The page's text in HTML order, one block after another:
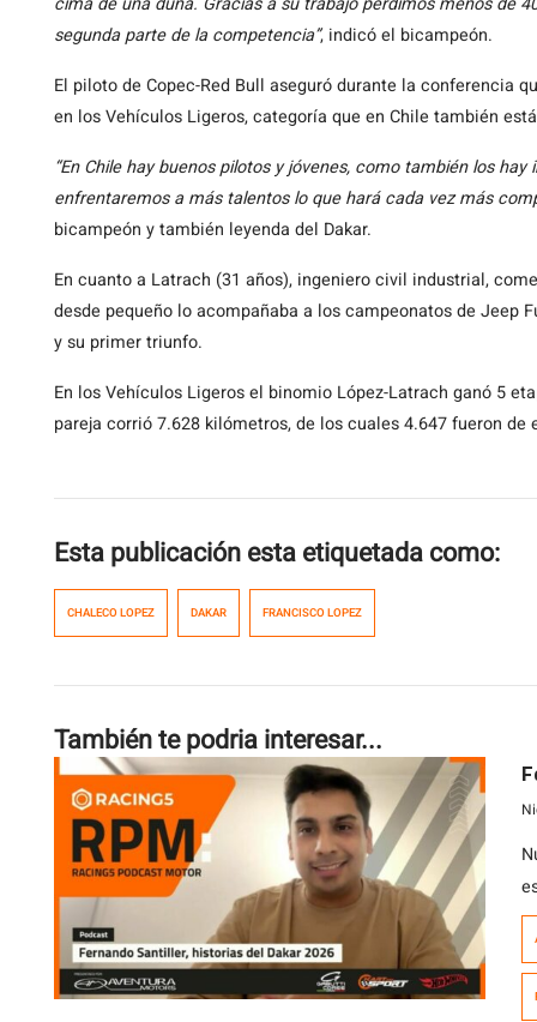
segunda parte de la competencia”, indicó el bicampeón.
El piloto de Copec-Red Bull aseguró durante la conferencia
en los Vehículos Ligeros, categoría que en Chile también
“En Chile hay buenos pilotos y jóvenes, como también los
enfrentaremos a más talentos lo que hará cada vez más
bicampeón y también leyenda del Dakar.
En cuanto a Latrach (31 años), ingeniero civil industrial,
desde pequeño lo acompañaba a los campeonatos de Jeep
y su primer triunfo.
En los Vehículos Ligeros el binomio López-Latrach ganó 5
pareja corrió 7.628 kilómetros, de los cuales 4.647 fueron de
Esta publicación esta etiquetada como:
CHALECO LOPEZ DAKAR FRANCISCO LOPEZ
También te podria interesar...